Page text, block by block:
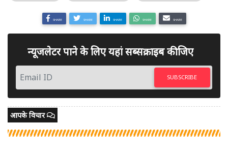
SHARE SHARE SHARE SHARE SHARE
न्यूजलेटर पाने के लिए यहां सब्सक्राइब कीजिए
SUBSCRIBE
आपके विचार